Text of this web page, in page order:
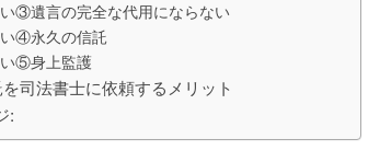
③遺言の完全な代用にならない
④永久の信託
⑤身上監護
司法書士に依頼するメリット
: